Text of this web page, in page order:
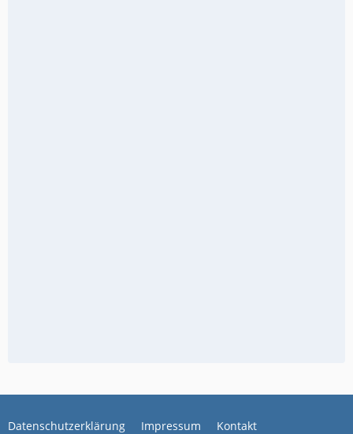
Datenschutzerklärung Impressum Kontakt